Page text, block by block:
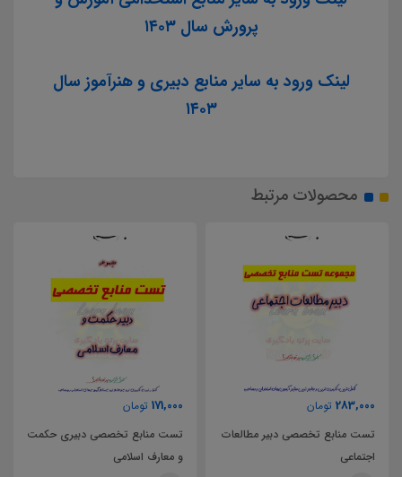
پرورش سال ۱۴۰۳
لینک ورود به سایر منابع دبیری و هنرآموز سال
۱۴۰۳
محصولات مرتبط
283,000 تومان
تست منابع تخصصی دبیر مطالعات
اجتماعی
171,000 تومان
تست منابع تخصصی دبیری حکمت
و معارف اسلامی